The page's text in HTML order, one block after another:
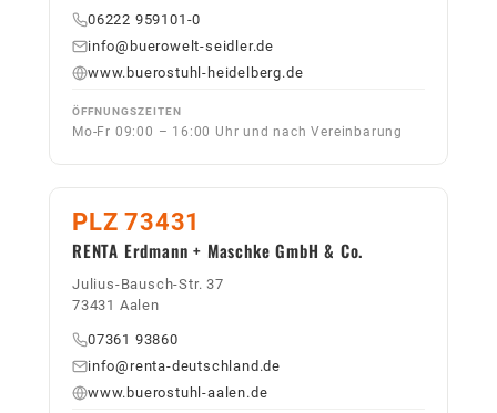
06222 959101-0
info@buerowelt-seidler.de
www.buerostuhl-heidelberg.de
ÖFFNUNGSZEITEN
Mo-Fr 09:00 – 16:00 Uhr und nach Vereinbarung
PLZ 73431
RENTA Erdmann + Maschke GmbH & Co.
Julius-Bausch-Str. 37
73431 Aalen
07361 93860
info@renta-deutschland.de
www.buerostuhl-aalen.de